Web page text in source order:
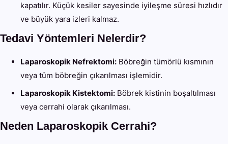
kapatılır. Küçük kesiler sayesinde iyileşme süresi hızlıdır
ve büyük yara izleri kalmaz.
Tedavi Yöntemleri Nelerdir?
Laparoskopik Nefrektomi: Böbreğin tümörlü kısmının
veya tüm böbreğin çıkarılması işlemidir.
Laparoskopik Kistektomi: Böbrek kistinin boşaltılması
veya cerrahi olarak çıkarılması.
Neden Laparoskopik Cerrahi?